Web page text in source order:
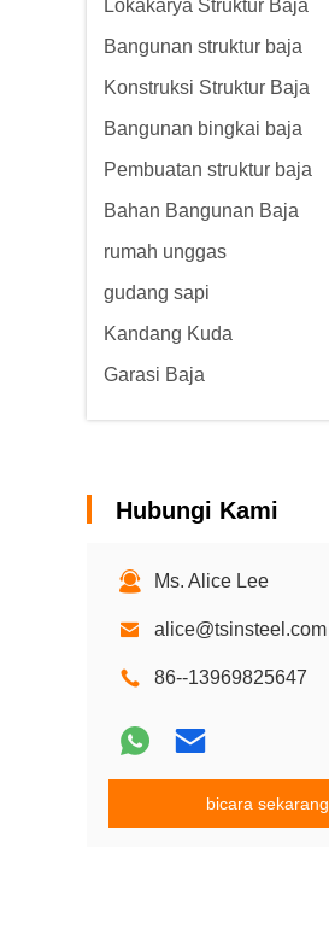
Lokakarya Struktur Baja
Bangunan struktur baja
Konstruksi Struktur Baja
Bangunan bingkai baja
Pembuatan struktur baja
Bahan Bangunan Baja
rumah unggas
gudang sapi
Kandang Kuda
Garasi Baja
Hubungi Kami
Ms. Alice Lee
alice@tsinsteel.com
86--13969825647
bicara sekarang